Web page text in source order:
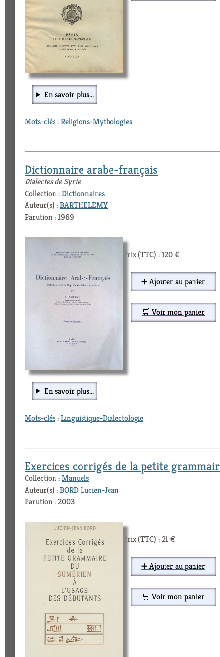
En savoir plus...
Mots-clés:Religions-Mythologies
Dictionnaire arabe-français
Dialectes de Syrie
Collection :Dictionnaires
Auteur(s) :BARTHELEMY
Parution : 1969
Prix (TTC) : 120 €
➕ Ajouter au panier
🛒 Voir mon panier
En savoir plus...
Mots-clés:Linguistique-Dialectologie
Exercices corrigés de la petite
Collection :Manuels
Auteur(s) :BORD Lucien-Jean
Parution : 2003
Prix (TTC) : 21 €
➕ Ajouter au panier
🛒 Voir mon panier